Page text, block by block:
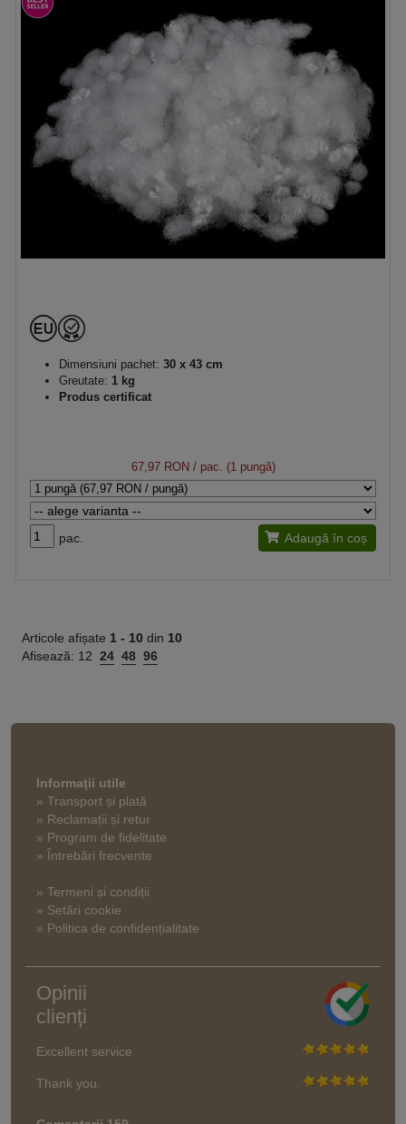
Dimensiuni pachet: 30 x 43 cm
Greutate: 1 kg
Produs certificat
67,97 RON / pac. (1 pungă)
pac. Adaugă în coș
Articole afișate 1 - 10 din 10
Afisează: 12 24 48 96
Informaţii utile
» Transport și plată
» Reclamații și retur
» Program de fidelitate
» Întrebări frecvente
» Termeni și condiții
» Setări cookie
» Politica de confidențialitate
Opinii
clienți
Excellent service
Thank you.